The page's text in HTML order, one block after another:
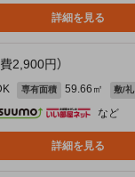
詳細を見る
2,900円）
専有面積 59.66㎡ 敷/礼
など
詳細を見る